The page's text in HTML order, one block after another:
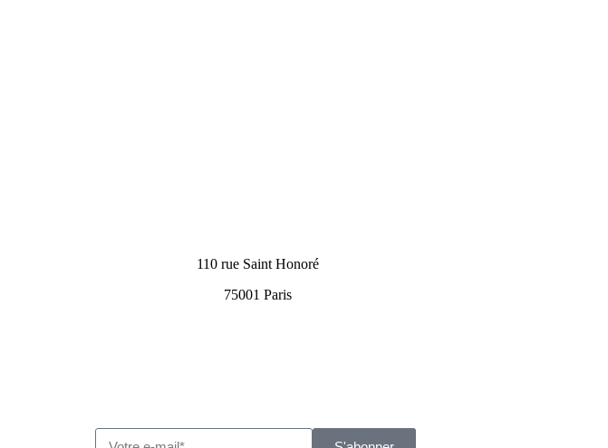
110 rue Saint Honoré
75001 Paris